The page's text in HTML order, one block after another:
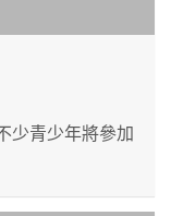
少青少年將參加